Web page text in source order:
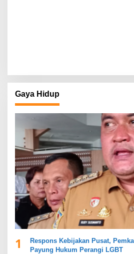
Gaya Hidup
1
Respons Kebijakan Pusat,
Payung Hukum Perangi LGBT